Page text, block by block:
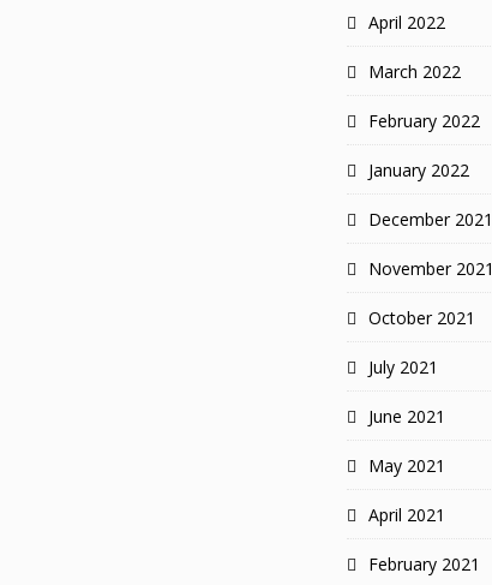
April 2022
March 2022
February 2022
January 2022
December 2021
November 2021
October 2021
July 2021
June 2021
May 2021
April 2021
February 2021